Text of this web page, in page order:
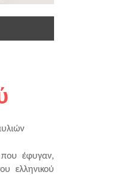
έφυγαν,
ελληνικού